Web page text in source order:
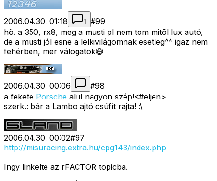
2006.04.30. 01:18 1 #99
hö. a 350, rx8, meg a musti pl nem tom mitõl lux autó,
de a musti jól esne a lelkivilágomnak esetleg^^ igaz nem
fehérben, mer válogatok😄
2006.04.30. 00:06 #98
a fekete Porsche alul nagyon szép!<#eljen>
szerk.: bár a Lambo ajtó csúfít rajta! :\
2006.04.30. 00:02#97
http://misuracing.extra.hu/cpg143/index.php
Ingy linkelte az rFACTOR topicba.